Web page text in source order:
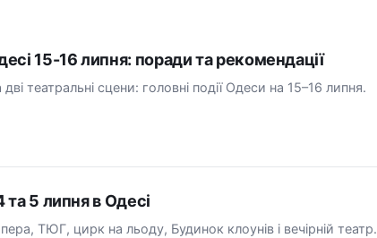
15-16 липня: поради та рекомендації
театральні сцени: головні події Одеси на 15–16 липня.
та 5 липня в Одесі
ТЮГ, цирк на льоду, Будинок клоунів і вечірній театр.